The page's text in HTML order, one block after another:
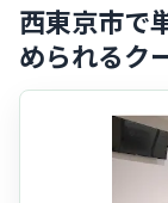
西東京市で
められるク